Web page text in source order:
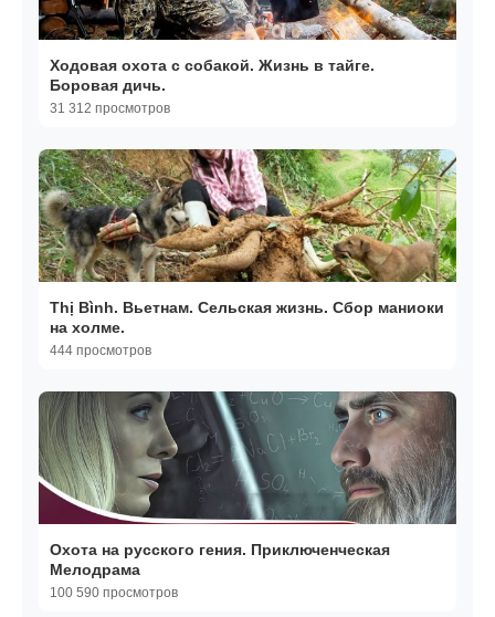
Ходовая охота с собакой. Жизнь в тайге.
Боровая дичь.
31 312 просмотров
Thị Bình. Вьетнам. Сельская жизнь. Сбор маниоки
на холме.
444 просмотров
Охота на русского гения. Приключенческая
Мелодрама
100 590 просмотров